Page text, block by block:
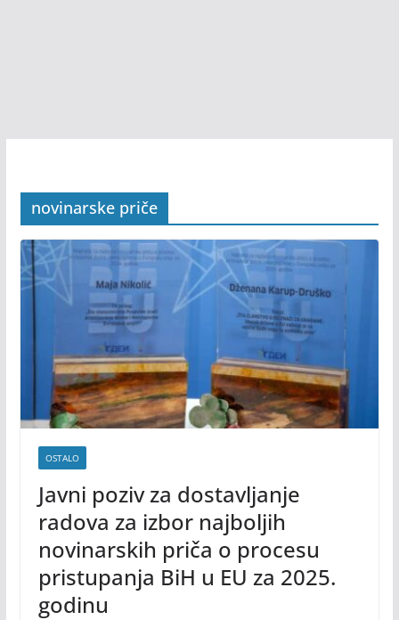
novinarske priče
OSTALO
Javni poziv za dostavljanje
radova za izbor najboljih
novinarskih priča o procesu
pristupanja BiH u EU za 2025.
godinu